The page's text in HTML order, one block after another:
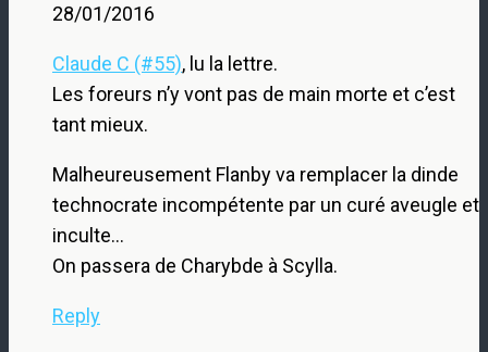
28/01/2016
Claude C (#55), lu la lettre.
Les foreurs n’y vont pas de main morte et c’est
tant mieux.
Malheureusement Flanby va remplacer la dinde
technocrate incompétente par un curé aveugle et
inculte…
On passera de Charybde à Scylla.
Reply